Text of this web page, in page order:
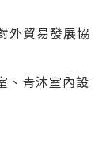
外貿易發展協
、青沐室內設